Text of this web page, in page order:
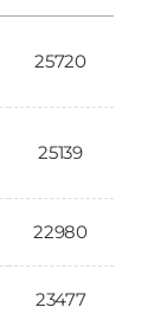
25720
25139
22980
23477